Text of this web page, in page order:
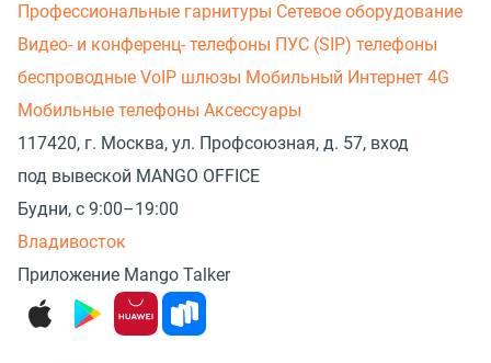
Профессиональные гарнитуры Сетевое оборудование
Видео- и конференц- телефоны ПУС (SIP) телефоны
беспроводные VoIP шлюзы Мобильный Интернет 4G
Мобильные телефоны Аксессуары
117420, г. Москва, ул. Профсоюзная, д. 57, вход
под вывеской MANGO OFFICE
Будни, с 9:00–19:00
Владивосток
Приложение Mango Talker